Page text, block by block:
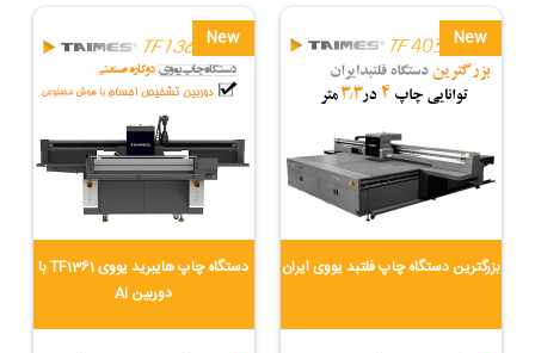
New
دستگاه چاپ هایبرید یووی TF1361 با
دوربین Ai
New
بزرگترین دستگاه چاپ فلتبد یووی ایران